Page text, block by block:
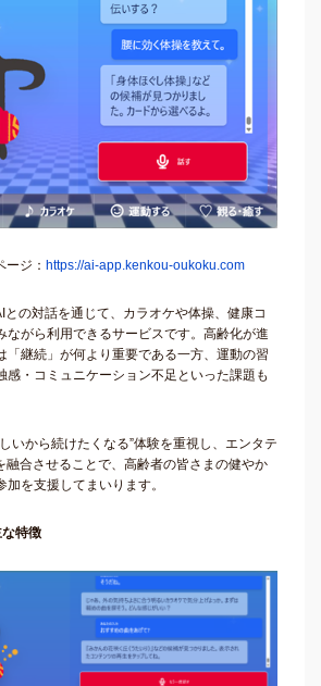
ジ： https://ai-app.kenkou-oukoku.com
との対話を通じて、カラオケや体操、健康コ
ながら利用できるサービスです。高齢化が進
「継続」が何より重要である一方、運動の習
感・コミュニケーション不足といった課題も
いから続けたくなる”体験を重視し、エンタテ
融合させることで、高齢者の皆さまの健やか
を支援してまいります。
特徴